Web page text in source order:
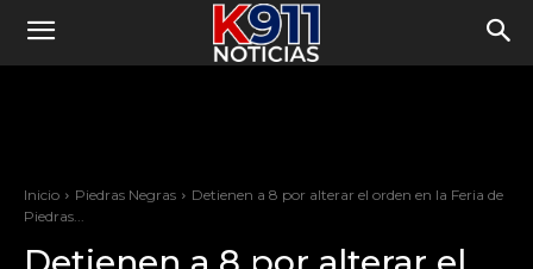
Inicio Piedras Negras
Detienen a 8 por alterar el orden en la Feria de
Piedras...